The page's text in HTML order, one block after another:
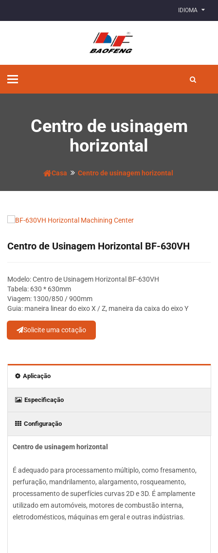
IDIOMA
Alternar
Centro de usinagem
horizontal
Casa Centro de usinagem horizontal
Centro de Usinagem Horizontal BF-630VH
Modelo: Centro de Usinagem Horizontal BF-630VH
Tabela: 630 * 630mm
Viagem: 1300/850 / 900mm
Guia: maneira linear do eixo X / Z, maneira da caixa do eixo Y
Solicite uma cotação
Aplicação
Especificação
Configuração
Centro de usinagem horizontal
É adequado para processamento múltiplo, como fresamento,
perfuração, mandrilamento, alargamento, rosqueamento,
processamento de superfícies curvas 2D e 3D. É amplamente
utilizado em automóveis, motores de combustão interna,
eletrodomésticos, máquinas em geral e outras indústrias.